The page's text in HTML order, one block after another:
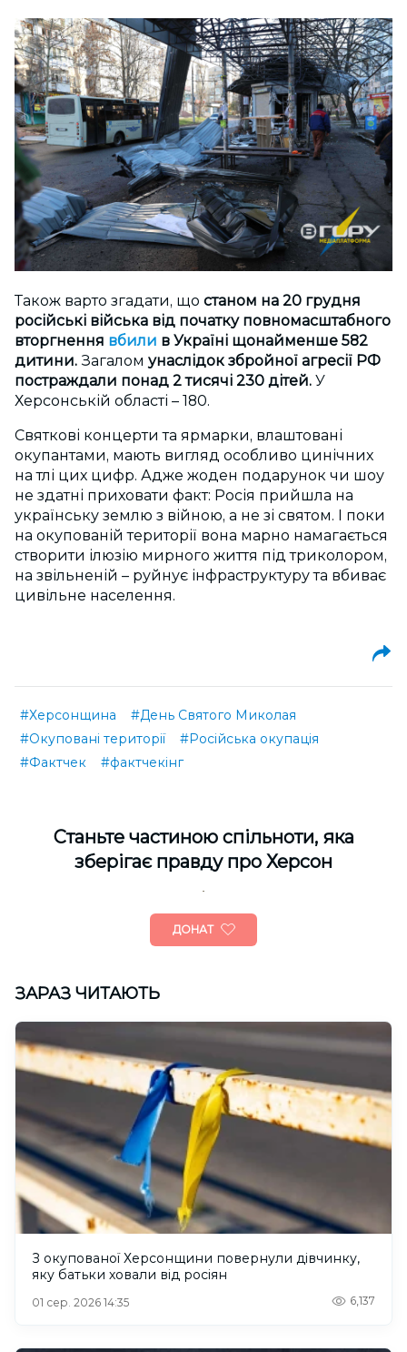
Також варто згадати, що станом на 20 грудня
російські війська від початку повномасштабного
вторгнення вбили в Україні щонайменше 582
дитини. Загалом унаслідок збройної агресії РФ
постраждали понад 2 тисячі 230 дітей. У
Херсонській області – 180.
Святкові концерти та ярмарки, влаштовані
окупантами, мають вигляд особливо цинічних
на тлі цих цифр. Адже жоден подарунок чи шоу
не здатні приховати факт: Росія прийшла на
українську землю з війною, а не зі святом. І поки
на окупованій території вона марно намагається
створити ілюзію мирного життя під триколором,
на звільненій – руйнує інфраструктуру та вбиває
цивільне населення.
#Херсонщина
#День Святого Миколая
#Окуповані території
#Російська окупація
#Фактчек
#фактчекінг
Cтаньте частиною спільноти, яка
зберігає правду про Херсон
ДОНАТ
ЗАРАЗ ЧИТАЮТЬ
З окупованої Херсонщини повернули дівчинку,
яку батьки ховали від росіян
01 сер. 2026 14:35 6,137